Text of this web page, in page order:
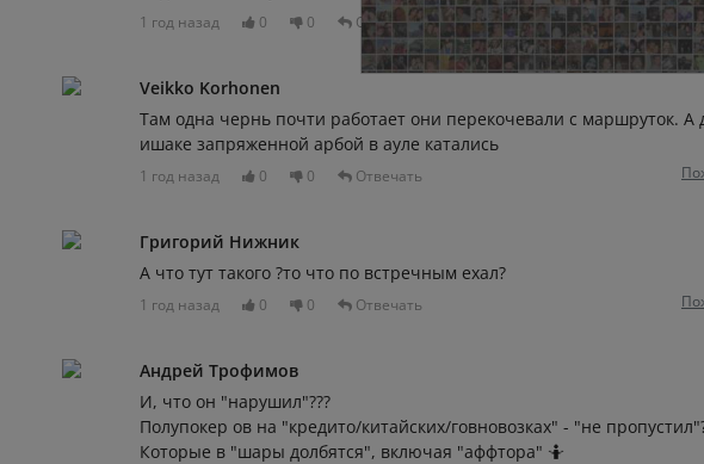
1 год назад 0 0 Отвечать
Veikko Korhonen
Там одна чернь почти работает они перекочевали с маршруток. А
ишаке запряженной арбой в ауле катались
1 год назад 0 0 Отвечать
Григорий Нижник
А что тут такого ?то что по встречным ехал?
1 год назад 0 0 Отвечать
Андрей Трофимов
И, что он "нарушил"???
Полупокер ов на "кредито/китайских/говновозках" - "не
Которые в "шары долбятся", включая "аффтора" 🤷